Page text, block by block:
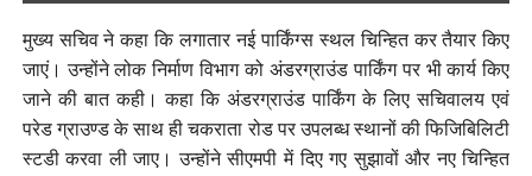
मुख्य सचिव ने कहा कि लगातार नई पार्किंग्स स्थल चिन्हित कर तैयार किए
जाएं। उन्होंने लोक निर्माण विभाग को अंडरग्राउंड पार्किंग पर भी कार्य किए
जाने की बात कही। कहा कि अंडरग्राउंड पार्किंग के लिए सचिवालय एवं
परेड ग्राउण्ड के साथ ही चकराता रोड पर उपलब्ध स्थानों की फिजिबिलिटी
स्टडी करवा ली जाए। उन्होंने सीएमपी में दिए गए सुझावों और नए चिन्हित